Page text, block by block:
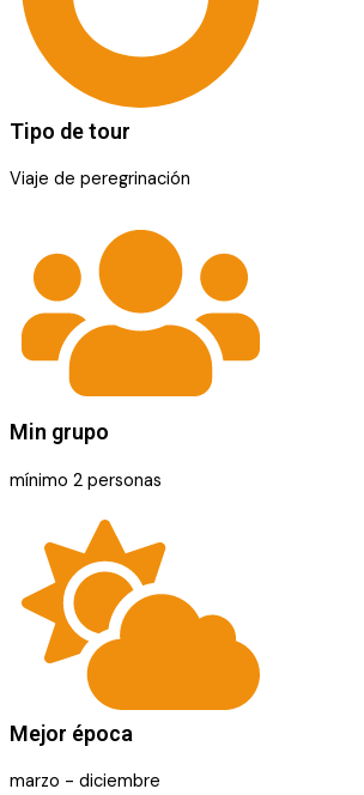
Tipo de tour
Viaje de peregrinación
Min grupo
mínimo 2 personas
Mejor época
marzo - diciembre